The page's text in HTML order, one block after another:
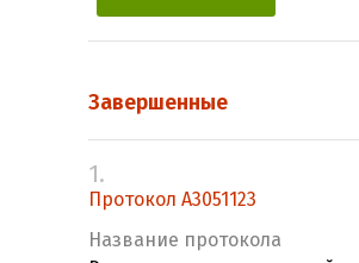
Завершенные
1.
Протокол А3051123
Название протокола